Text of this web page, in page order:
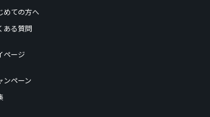
めての方へ
ある質問
ページ
ンペーン